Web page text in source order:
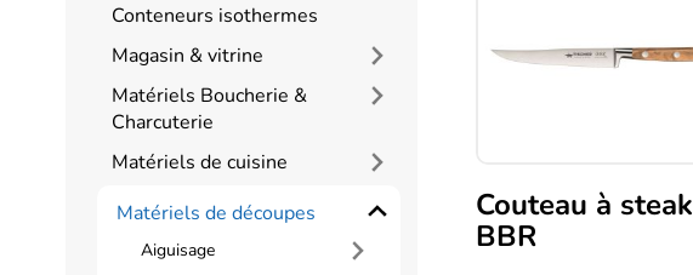
Conteneurs isothermes
Magasin & vitrine
Matériels Boucherie &
Charcuterie
Matériels de cuisine
Matériels de découpes
Aiguisage
Couteau à steak
BBR